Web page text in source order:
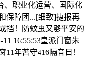
、职业化运营、国际化
保障团...[细致]捷报再
挡！防蚊虫又够平安的
16:55:53皇派门窗朱
年苦守416隔音日！